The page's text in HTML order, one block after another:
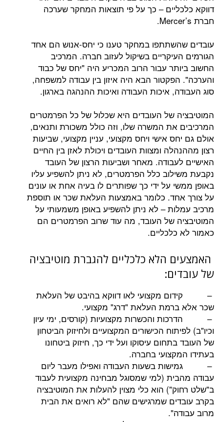
– כך על פי תוצאות המחקר שערכה
במחקר טענו כי יחס-אנוש הם אחד
בשיקול לעזוב חברה. המרכיב
עבור הרוב המכריע היה "יחס של כבוד
הבא היה איזון בין עבודה למשפחה,
איכות העבודה ואיכות ההנהגה בארגון.
של העובדים היא שכלול של כל הפרמטרים
את המשרה שלו, וזה כולל משכורת ותנאים,
אישי ויחס מקצועי, עניין מקצועי, שביעות
ומצוות העובדים ויכולת לאזן בין החיים
מאחר ושביעות הרצון של העובד
כלל הפרמטרים, לא ניתן להשפיע עליו
על ידי כך שפותרים לו בעיה אחת או עונים
כלומר באמצעות העלאת שכר או תוספת
– לא ניתן להשפיע באופן משמעותי על
של העובד, מה עוד שרוב הפרמטרים הם
הלא כלכליים להגברת מוטיבציה
לאו דווקא בהיבט של העלאת
העלאת "דרג" מקצועי.
מקצועיות (קורסים, ימי עיון
הכישורים המקצועיים ולחיזוק הביטחון
עיסוקו ועל ידי כך, חיזוק ביטחונו
בחברה.
בשעות העבודה ואפילו מעבר ליום
(למי שמסוגל מבחינה מקצועית לעבוד
הוא כלי מצוין להעלות את המוטיבציה
שמרגישים שהם "לא רואים את הבית